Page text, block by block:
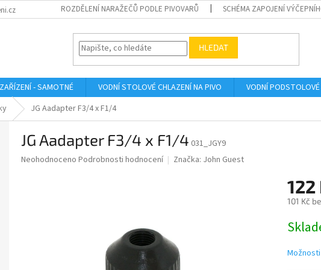
ROZDĚLENÍ NARAŽEČŮ PODLE PIVOVARŮ SCHÉMA ZAPOJENÍ
HLEDAT
- SAMOTNÉ VODNÍ STOLOVÉ CHLAZENÍ NA PIVO VODNÍ
JG Aadapter F3/4 x F1/4
JG Aadapter F3/4 x F1/4 031_JGY9
Průměrné
Neohodnoceno Podrobnosti hodnocení Značka: John Guest
122
101 Kč
cena: